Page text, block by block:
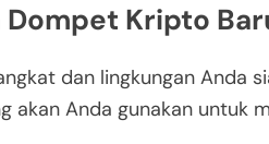
Kripto
dan lingkungan Anda
akan Anda gunakan untuk